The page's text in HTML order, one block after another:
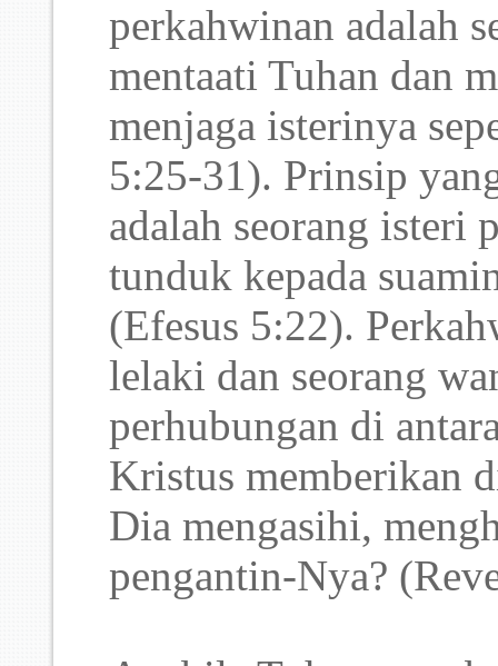
perkahwinan adalah
mentaati Tuhan dan
menjaga isterinya
5:25-31). Prinsip
adalah seorang isteri
tunduk kepada
(Efesus 5:22).
lelaki dan seorang
perhubungan di
Kristus memberikan
Dia mengasihi,
pengantin-Nya?